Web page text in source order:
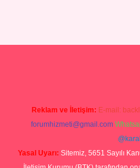
Reklam ve İletişim: E-mail:
forumhizmeti@gmail.com
Yasal Uyarı: Sitemiz, 5651 Sayılı